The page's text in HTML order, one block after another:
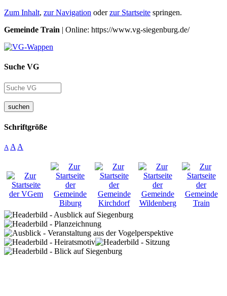
Zum Inhalt, zur Navigation oderzur Startseite springen.
Gemeinde Train | Online: https://www.vg-siegenburg.de/
Suche VG
suchen
Schriftgröße
A A A